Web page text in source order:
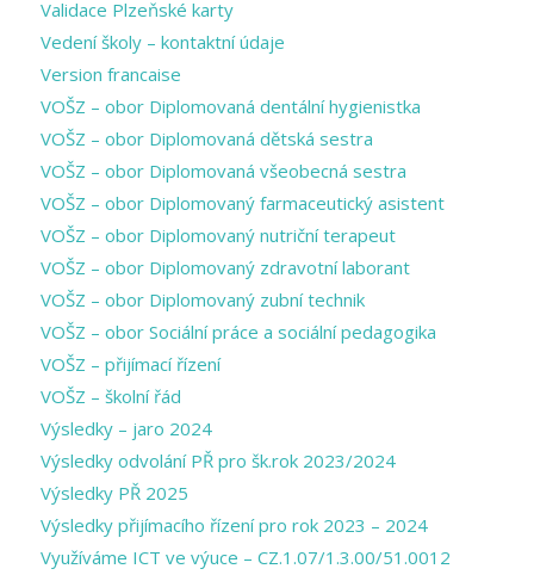
Validace Plzeňské karty
Vedení školy – kontaktní údaje
Version francaise
VOŠZ – obor Diplomovaná dentální hygienistka
VOŠZ – obor Diplomovaná dětská sestra
VOŠZ – obor Diplomovaná všeobecná sestra
VOŠZ – obor Diplomovaný farmaceutický asistent
VOŠZ – obor Diplomovaný nutriční terapeut
VOŠZ – obor Diplomovaný zdravotní laborant
VOŠZ – obor Diplomovaný zubní technik
VOŠZ – obor Sociální práce a sociální pedagogika
VOŠZ – přijímací řízení
VOŠZ – školní řád
Výsledky – jaro 2024
Výsledky odvolání PŘ pro šk.rok 2023/2024
Výsledky PŘ 2025
Výsledky přijímacího řízení pro rok 2023 – 2024
Využíváme ICT ve výuce – CZ.1.07/1.3.00/51.0012